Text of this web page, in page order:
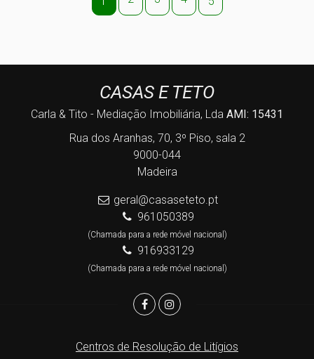
CASAS E TETO
Carla & Tito - Mediação Imobiliária, Lda AMI: 15431
Rua dos Aranhas, 70, 3º Piso, sala 2
9000-044
Madeira
geral@casaseteto.pt
961050389
(Chamada para a rede móvel nacional)
916933129
(Chamada para a rede móvel nacional)
Centros de Resolução de Litígios